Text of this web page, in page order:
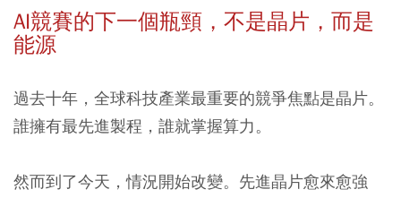
AI競賽的下一個瓶頸，不是晶片，而是
能源
過去十年，全球科技產業最重要的競爭焦點是晶片。
誰擁有最先進製程，誰就掌握算力。
然而到了今天，情況開始改變。先進晶片愈來愈強